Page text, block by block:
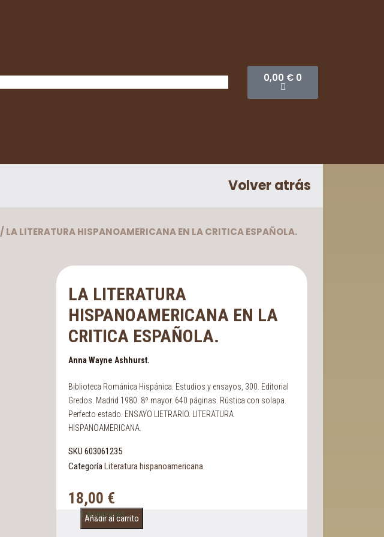
0,00 € 0
Volver atrás
/ LA LITERATURA HISPANOAMERICANA EN LA CRITICA ESPAÑOLA.
LA LITERATURA
HISPANOAMERICANA EN LA
CRITICA ESPAÑOLA.
Anna Wayne Ashhurst.
Biblioteca Románica Hispánica. Estudios y ensayos, 300. Editorial
Gredos. Madrid 1980. 8º mayor. 640 páginas. Rústica con solapa.
Perfecto estado. ENSAYO LIETRARIO. LITERATURA
HISPANOAMERICANA.
SKU 603061235
CategoríaLiteratura hispanoamericana
18,00 €
1 disponibles
Añadir al carrito